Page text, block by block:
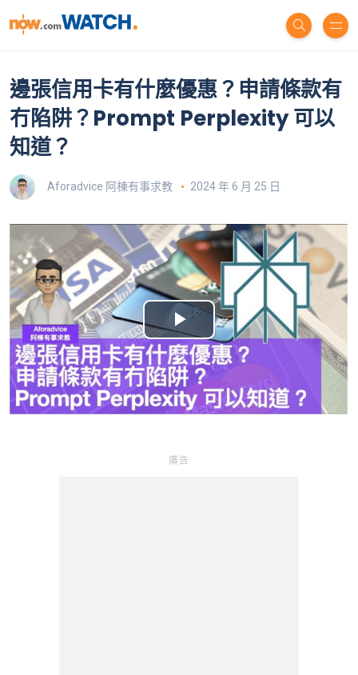
邊張信用卡有什麼優惠？申請條款有
冇陷阱？Prompt Perplexity 可以
知道？
Aforadvice 阿棟有事求教 2024 年 6 月 25 日
P
l
a
廣告